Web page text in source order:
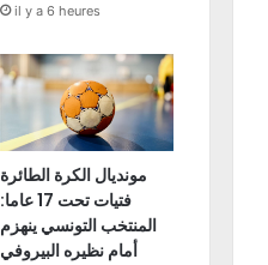
il y a 6 heures
مونديال الكرة الطائرة
فتيات تحت 17 عاما:
المنتخب التونسي ينهزم
أمام نظيره البيروفي